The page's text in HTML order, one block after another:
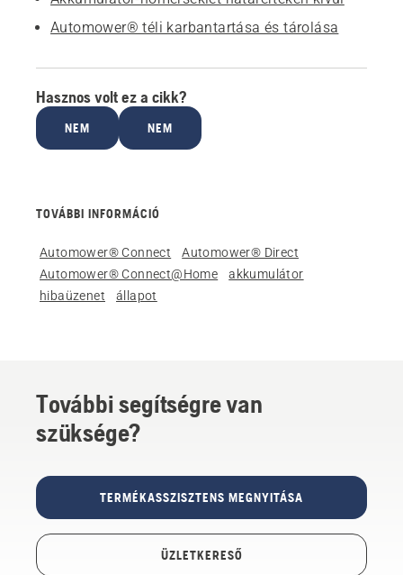
Automower® téli karbantartása és tárolása
Hasznos volt ez a cikk?
NEM NEM
TOVÁBBI INFORMÁCIÓ
Automower® Connect
Automower® Direct
Automower® Connect@Home
akkumulátor
hibaüzenet
állapot
További segítségre van
szüksége?
TERMÉKASSZISZTENS MEGNYITÁSA
ÜZLETKERESŐ